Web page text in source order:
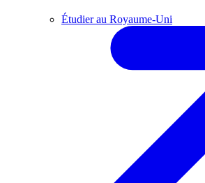
Étudier au Royaume-Uni